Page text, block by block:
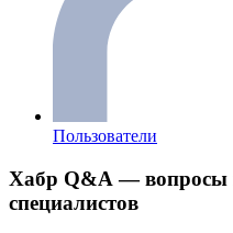
Пользователи
Хабр Q&A — вопросы
специалистов